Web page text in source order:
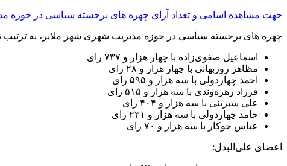
جهت مشاهده اسامی و تعداد آرای چهره های برجسته سیاسی در حوزه
چهره های برجسته سیاسی در حوزه مدیریت شهری شهر ملایر، به ترتیب
اسماعیل صفوی‌زاده با چهار هزار و ۷۳۷ رای
مظاهر روزبهانی با چهار هزار و ۲۸ رای
احمد چهاردولی با سه هزار و ۵۹۵ رای
فرزاد زهره‌وندی با سه هزار و ۵۱۵ رای
علی سبزینی با سه هزار و ۴۰۴ رای
حامد چهاردولی با سه هزار و ۲۳۱ رای
عباس جوکار با سه هزار و ۷۰ رای
اعضای علی‌البدل: